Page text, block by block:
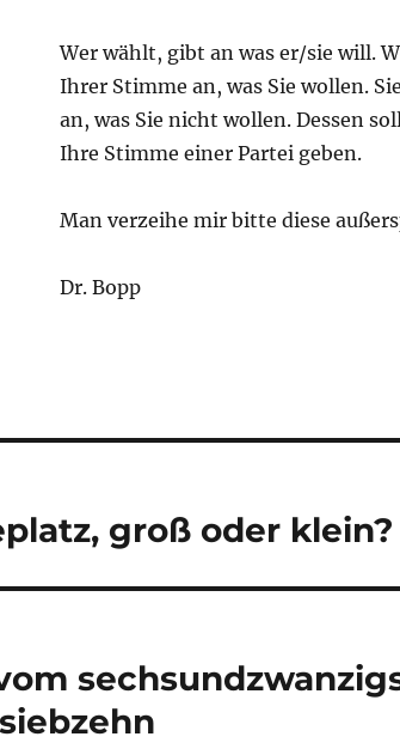
Wer wählt, gibt an was er/sie will.
Ihrer Stimme an, was Sie wollen.
an, was Sie nicht wollen. Dessen
Ihre Stimme einer Partei geben.
Man verzeihe mir bitte diese
Dr. Bopp
groß oder klein?